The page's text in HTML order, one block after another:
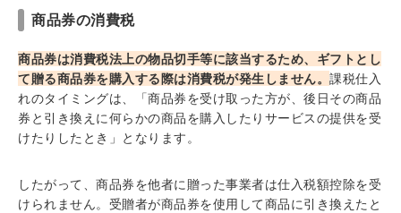
商品券の消費税
商品券は消費税法上の物品切手等に該当するため、ギフトとし
て贈る商品券を購入する際は消費税が発生しません。 課税仕入
れのタイミングは、「商品券を受け取った方が、後日その商品
券と引き換えに何らかの商品を購入したりサービスの提供を受
けたりしたとき」となります。
したがって、商品券を他者に贈った事業者は仕入税額控除を受
けられません。受贈者が商品券を使用して商品に引き換えたと